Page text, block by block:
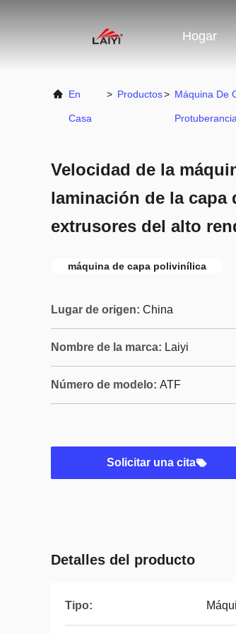
Hogar
En
Casa
> Productos> Máquina De
Protuberancia
Velocidad de la
laminación de la capa
extrusores del alto
máquina de capa polivinílica
Lugar de origen: China
Nombre de la marca: Laiyi
Número de modelo: ATF
Solicitar una cita
Detalles del producto
Tipo: